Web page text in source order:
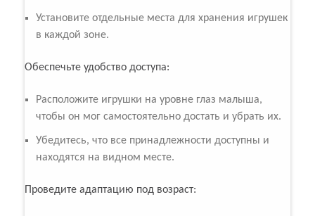
Установите отдельные места для хранения игрушек
в каждой зоне.
Обеспечьте удобство доступа:
Расположите игрушки на уровне глаз малыша,
чтобы он мог самостоятельно достать и убрать их.
Убедитесь, что все принадлежности доступны и
находятся на видном месте.
Проведите адаптацию под возраст: